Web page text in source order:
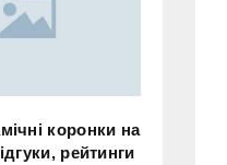
коронки на
рейтинги